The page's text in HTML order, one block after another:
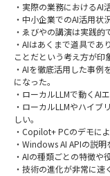
・実際の業務におけるAI
・中小企業でのAI活用状
・ゑびやの講演は実践的
・AIはあくまで道具であ
ことだという考え方が印
・AIを徹底活用した事例
になった。
・ローカルLLMで動くAI
・ローカルLLMやハイブ
しい。
・Copilot+ PCのデモに
・Windows AI APIの説明
・AIの種類ごとの特徴や
・技術の進化が非常に速